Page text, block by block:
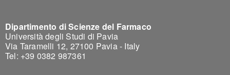
Dipartimento di Scienze del Farmaco
Università degli Studi di Pavia
Via Taramelli 12, 27100 Pavia - Italy
Tel: +39 0382 987361